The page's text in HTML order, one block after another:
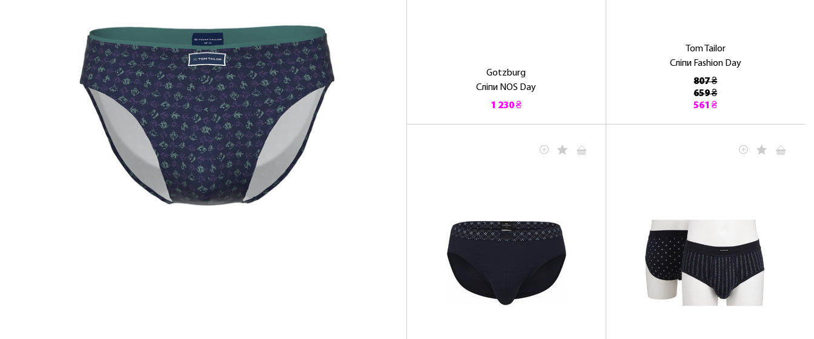
Gotzburg
Сліпи NOS Day
1 230 ₴
Tom Tailor
Сліпи Fashion Day
807 ₴
659 ₴
561 ₴